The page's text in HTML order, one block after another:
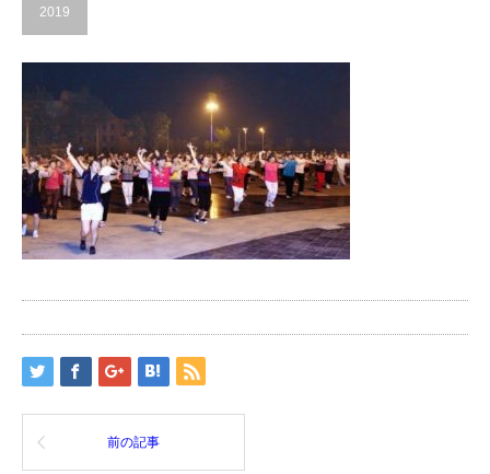
2019
前の記事